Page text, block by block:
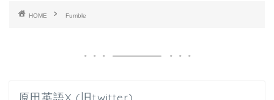
HOME Fumble
原田英語X (旧twitter)